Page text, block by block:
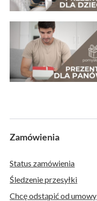
Zamówienia
Status zamówienia
Śledzenie przesyłki
Chcę odstąpić od umowy